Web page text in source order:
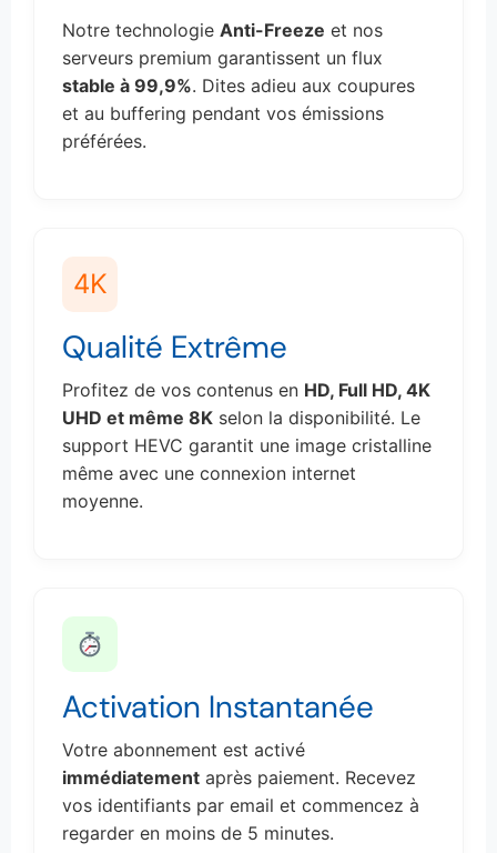
Notre technologie Anti-Freeze et nos
serveurs premium garantissent un flux
stable à 99,9%. Dites adieu aux coupures
et au buffering pendant vos émissions
préférées.
4K
Qualité Extrême
Profitez de vos contenus en HD, Full HD, 4K
UHD et même 8K selon la disponibilité. Le
support HEVC garantit une image cristalline
même avec une connexion internet
moyenne.
Activation Instantanée
Votre abonnement est activé
immédiatement après paiement. Recevez
vos identifiants par email et commencez à
regarder en moins de 5 minutes.